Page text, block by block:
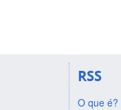
RSS
O que é?